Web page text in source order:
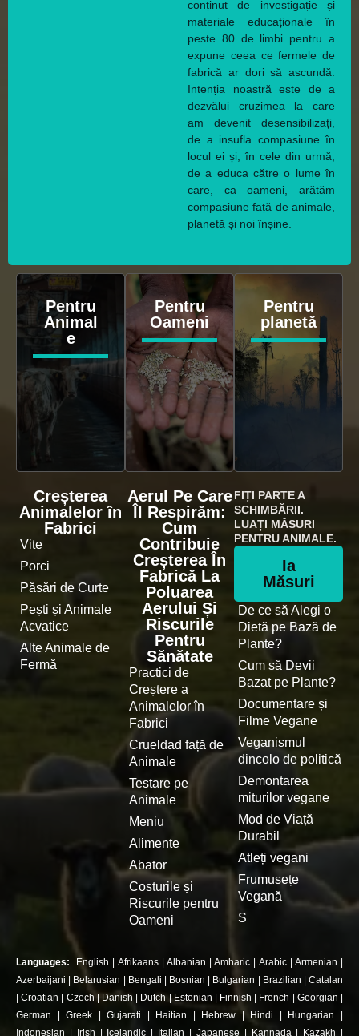
conținut de investigație și
materiale educaționale în
peste 80 de limbi pentru a
expune ceea ce fermele de
fabrică ar dori să ascundă.
Intenția noastră este de a
dezvălui cruzimea la care
am devenit desensibilizați,
de a insufla compasiune în
locul ei și, în cele din urmă,
de a educa către o lume în
care, ca oameni, arătăm
compasiune față de animale,
planetă și noi înșine.
Pentru
Animal
e
Pentru
Oameni
Pentru
planetă
Creșterea
Animalelor în
Fabrici
Vite
Porci
Păsări de Curte
Pești și Animale
Acvatice
Alte Animale de
Fermă
Aerul Pe Care
Îl Respirăm:
Cum
Contribuie
Creșterea În
Fabrică La
Poluarea
Aerului Și
Riscurile
Pentru
Sănătate
Practici de
Creștere a
Animalelor în
Fabrici
Crueldad față de
Animale
Testare pe
Animale
Meniu
Alimente
Abator
Costurile și
Riscurile pentru
Oameni
FIȚI PARTE A
SCHIMBĂRII.
LUAȚI MĂSURI
PENTRU ANIMALE.
Ia
Măsuri
De ce să Alegi o
Dietă pe Bază de
Plante?
Cum să Devii
Bazat pe Plante?
Documentare și
Filme Vegane
Veganismul
dincolo de politică
Demontarea
miturilor vegane
Mod de Viață
Durabil
Atleți vegani
Frumusețe
Vegană
S
Languages: English Afrikaans| Albanian |Amharic Arabic| Armenian
Azerbaijani
Belarusian Bengali Bosnian Bulgarian Brazilian |Catalan
|Croatian Czech| Danish Dutch |Estonian Finnish French Georgian
German |Greek |Gujarati Haitian Hebrew | Hindi Hungarian
Indonesian
Irish Icelandic Italian Japanese| Kannada| Kazakh